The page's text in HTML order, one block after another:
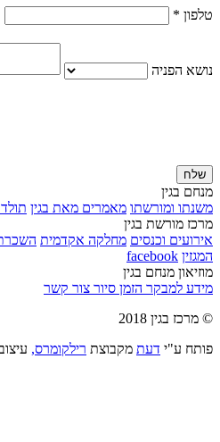
טלפון *
נושא הפניה
שלח
מנחם בגין
משנתו ומורשתו מאמרים מאת בגין
מרכז מורשת בגין
אירועים וכנסים מחלקה אקדמית
המגזין facebook
מוזיאון מנחם בגין
מידע למבקר הזמן סיור צור קשר
© מרכז בגין 2018
פותח ע"י דעת מקבוצת רילקומרס,